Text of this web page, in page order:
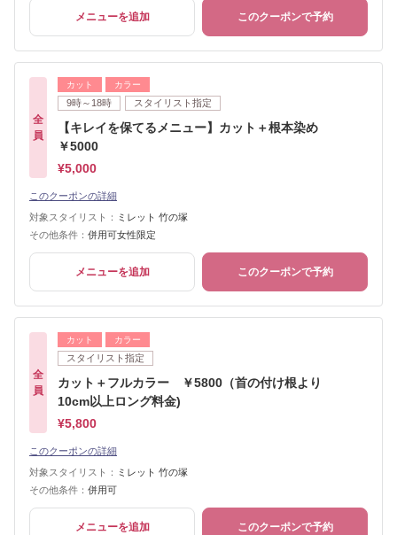
メニューを追加 このクーポンで予約
全
員
カット カラー
9時～18時 スタイリスト指定
【キレイを保てるメニュー】カット＋根本染め
￥5000
¥5,000
このクーポンの詳細
対象スタイリスト：
ミレット 竹の塚
その他条件： 併用可女性限定
メニューを追加 このクーポンで予約
全
員
カット カラー
スタイリスト指定
カット＋フルカラー ￥5800（首の付け根より
10cm以上ロング料金)
¥5,800
このクーポンの詳細
対象スタイリスト：
ミレット 竹の塚
その他条件： 併用可
メニューを追加 このクーポンで予約